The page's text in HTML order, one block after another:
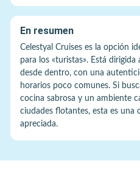
En resumen
Celestyal Cruises es la opción
para los «turistas». Está dirigida
desde dentro, con una
horarios poco comunes. Si
cocina sabrosa y un ambiente
ciudades flotantes, esta es una
apreciada.